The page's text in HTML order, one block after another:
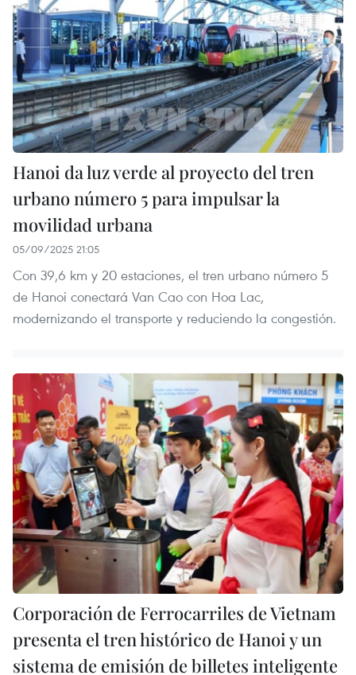
Hanoi da luz verde al proyecto del tren
urbano número 5 para impulsar la
movilidad urbana
05/09/2025 21:05
Con 39,6 km y 20 estaciones, el tren urbano número 5
de Hanoi conectará Van Cao con Hoa Lac,
modernizando el transporte y reduciendo la congestión.
Corporación de Ferrocarriles de Vietnam
presenta el tren histórico de Hanoi y un
sistema de emisión de billetes inteligente